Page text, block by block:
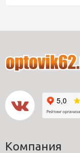
Компания